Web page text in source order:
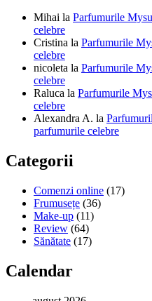
Mihai la Parfumurile
celebre
Cristina la Parfumurile
celebre
nicoleta la Parfumurile
celebre
Raluca la Parfumurile
celebre
Alexandra A. la
parfumurile celebre
Categorii
Comenzi online (17)
Frumusețe (36)
Make-up (11)
Review (64)
Sănătate (17)
Calendar